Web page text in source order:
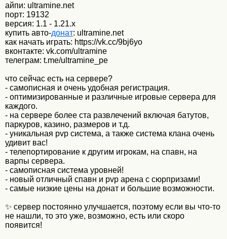
айпи: ultramine.net
порт: 19132
версия: 1.1 - 1.21.x
купить авто-донат: ultramine.net
как начать играть: https://vk.cc/9bj6yo
вконтакте: vk.com/ultramine
телеграм: t.me/ultramine_pe
что сейчас есть на сервере?
- самописная и очень удобная регистрация.
- оптимизированные и различные игровые сервера для
каждого.
- на сервере более ста развлечений включая батутов,
паркуров, казино, размеров и т.д.
- уникальная pvp система, а также система клана очень
удивит вас!
- телепортирование к другим игрокам, на спавн, на
варпы сервера.
- самописная система уровней!
- новый отличный спавн и pvp арена с сюрпризами!
- самые низкие цены на донат и большие возможности.
✨ сервер постоянно улучшается, поэтому если вы что-то
не нашли, то это уже, возможно, есть или скоро
появится!